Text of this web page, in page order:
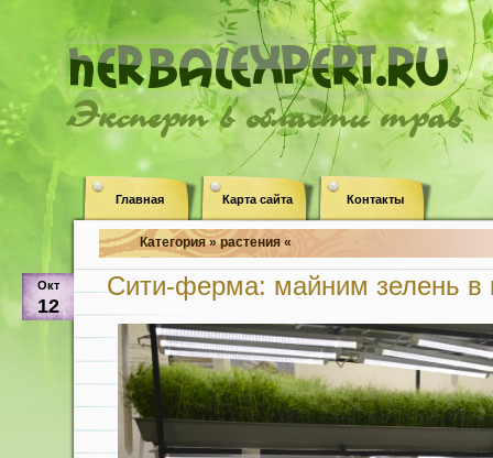
Эксперт в области трав
Главная Карта сайта Контакты
Категория » растения «
Окт
12
Сити-ферма: майним зелень в